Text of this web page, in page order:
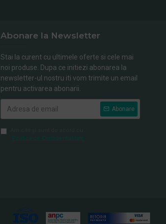
Abonare la Newsletter
Stai la curent cu ultimele oferte si cele mai
noi produse. Dupa ce initiezi abonarea la
newsletter-ul nostru iti vom trimite un email
pentru activarea abonarii.
Abonare
Politica de Confidentialitate